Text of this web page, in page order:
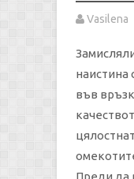
Vasilena
наистина
във
Преди да